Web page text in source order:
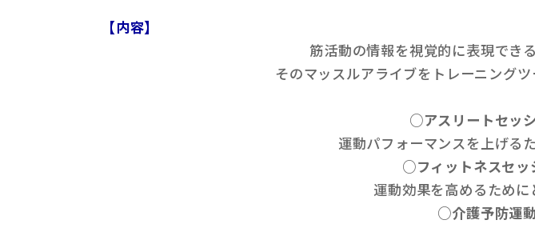
【内容】
筋活動の情報を視覚的に表現でき
そのマッスルアライブをトレーニング
○アスリートセッ
運動パフォーマンスを上げる
○フィットネスセッ
運動効果を高めるため
○介護予防運